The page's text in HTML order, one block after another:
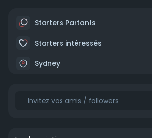
Starters Partants
Starters intéressés
Sydney